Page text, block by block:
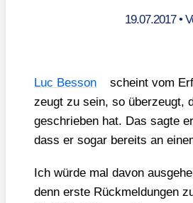
19.07.2017•
Luc Bes­son scheint vom
zeugt zu sein, so über­zeugt,
geschrie­ben hat. Das sag­te
dass er sogar bereits an
Ich wür­de mal davon
denn ers­te Rück­mel­dun­gen